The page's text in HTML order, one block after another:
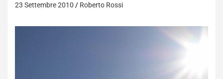
23 Settembre 2010 Roberto Rossi